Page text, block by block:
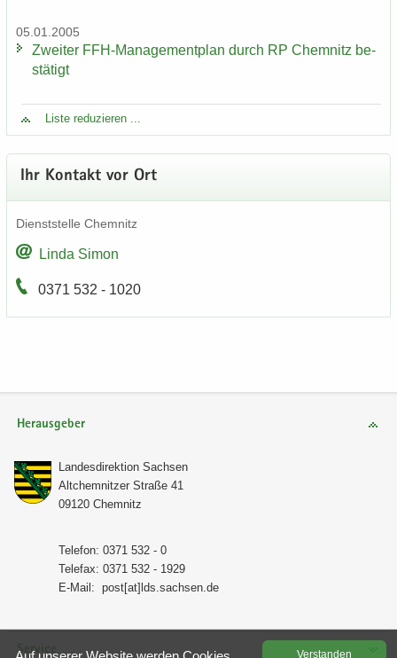
05.01.2005
Zwei­ter FFH-​Managementplan durch RP Chem­nitz be­
stä­tigt
Liste re­du­zie­ren ...
Ihr Kon­takt vor Ort
Dienst­stel­le Chem­nitz
Linda Simon
0371 532 - 1020
Herausgeber
Lan­des­di­rek­ti­on Sach­sen
Alt­chem­nit­zer Stra­ße 41
09120 Chem­nitz
Te­le­fon: 0371 532 - 0
Te­le­fax: 0371 532 - 1929
E-​Mail: post[at]lds.sach­sen.de
Service Ver­stan­den